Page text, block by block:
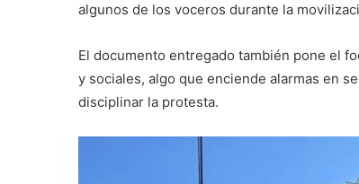
algunos de los voceros durante la
El documento entregado también pone el
y sociales, algo que enciende alarmas en
disciplinar la protesta.